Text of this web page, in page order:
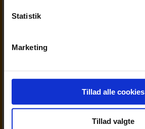
Statistik
Marketing
Tillad alle cookies
Tillad valgte